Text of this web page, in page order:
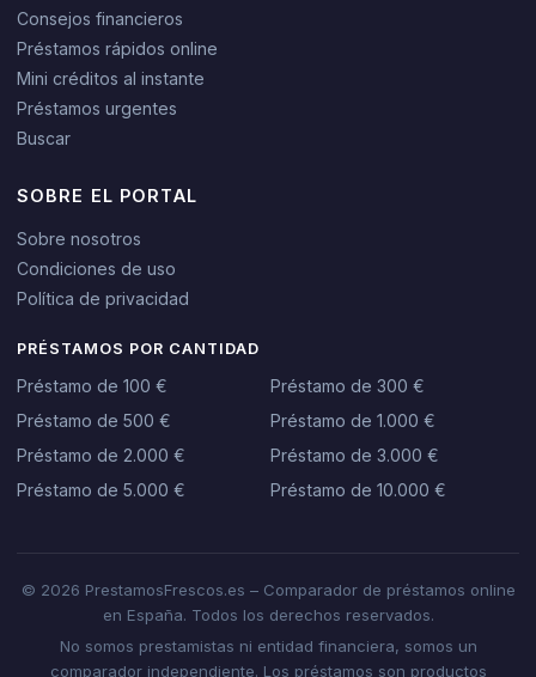
Consejos financieros
Préstamos rápidos online
Mini créditos al instante
Préstamos urgentes
Buscar
SOBRE EL PORTAL
Sobre nosotros
Condiciones de uso
Política de privacidad
PRÉSTAMOS POR CANTIDAD
Préstamo de 100 €
Préstamo de 300 €
Préstamo de 500 €
Préstamo de 1.000 €
Préstamo de 2.000 €
Préstamo de 3.000 €
Préstamo de 5.000 €
Préstamo de 10.000 €
© 2026 PrestamosFrescos.es – Comparador de préstamos online
en España. Todos los derechos reservados.
No somos prestamistas ni entidad financiera, somos un
comparador independiente. Los préstamos son productos